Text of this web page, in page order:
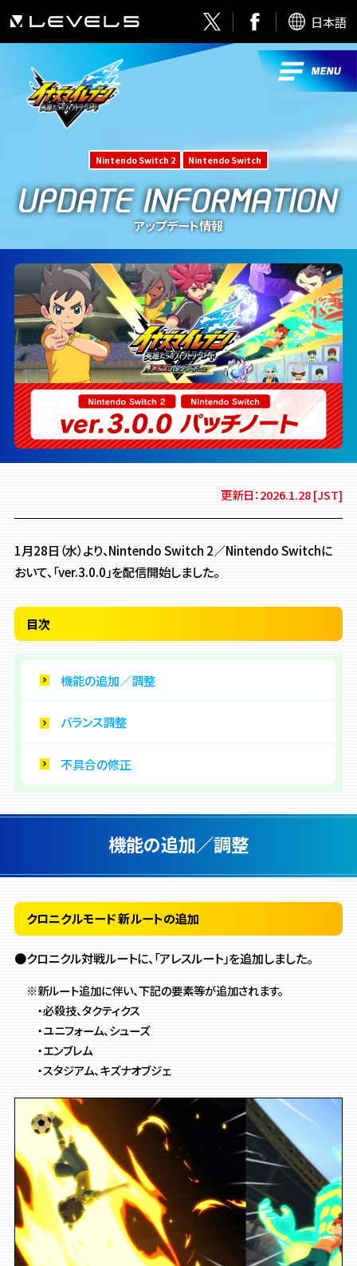
日本語
Nintendo Switch 2 Nintendo Switch
アップデート情報
更新日：2026.1.28 [JST]
1月28日（水）より、Nintendo Switch 2／Nintendo Switchに
おいて、「ver.3.0.0」を配信開始しました。
目次
機能の追加／調整
バランス調整
不具合の修正
機能の追加／調整
クロニクルモード 新ルートの追加
●クロニクル対戦ルートに、「アレスルート」を追加しました。
※新ルート追加に伴い、下記の要素等が追加されます。
・必殺技、タクティクス
・ユニフォーム、シューズ
・エンブレム
・スタジアム、キズナオブジェ